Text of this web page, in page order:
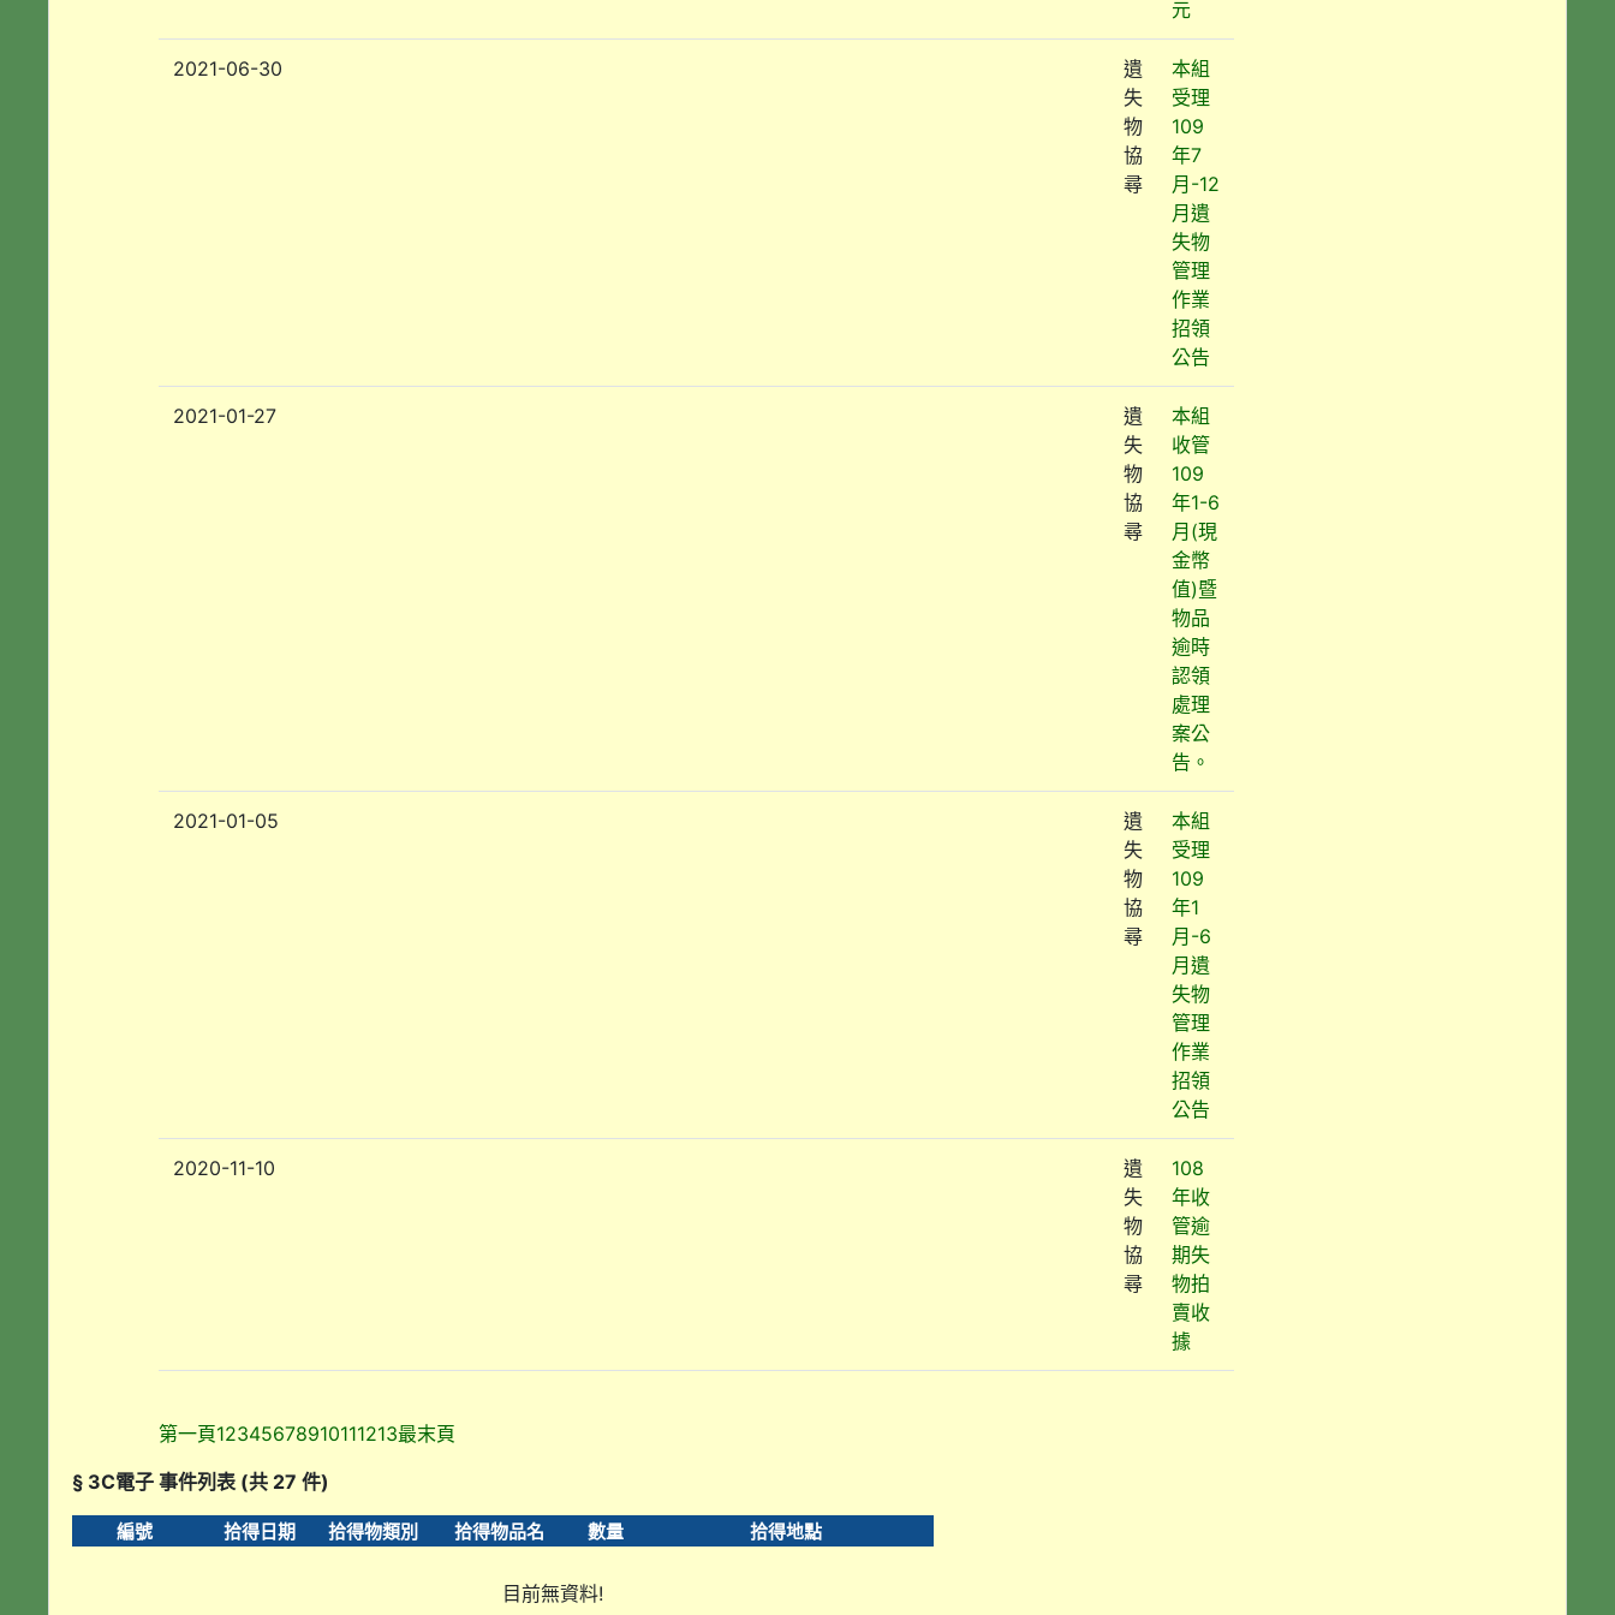
元
2021-06-30
遺
失
物
協
尋
本組
受理
109
年7
月-12
月遺
失物
管理
作業
招領
公告
2021-01-27
遺
失
物
協
尋
本組
收管
109
年1-6
月(現
金幣
值)暨
物品
逾時
認領
處理
案公
告。
2021-01-05
遺
失
物
協
尋
本組
受理
109
年1
月-6
月遺
失物
管理
作業
招領
公告
2020-11-10
遺
失
物
協
尋
108
年收
管逾
期失
物拍
賣收
據
第一頁12345678910111213最末頁
§ 3C電子 事件列表 (共 27 件)
編號 拾得日期 拾得物類別 拾得物品名 數量 拾得地點
目前無資料!